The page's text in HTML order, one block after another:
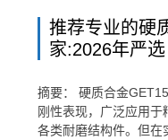
推荐专业的硬
家:2026年严选
摘要： 硬质合金
刚性表现，广泛应用
各类耐磨结构件。但在